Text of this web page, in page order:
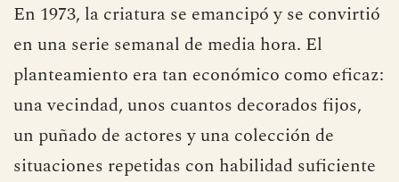
En 1973, la criatura se emancipó y se convirtió
en una serie semanal de media hora. El
planteamiento era tan económico como eficaz:
una vecindad, unos cuantos decorados fijos,
un puñado de actores y una colección de
situaciones repetidas con habilidad suficiente